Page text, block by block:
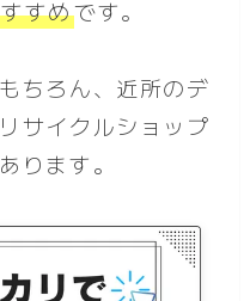
すめです。
ちろん、近所のデ
サイクルショップ
ります。